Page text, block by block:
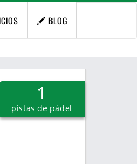
BLOG
1
pistas de pádel